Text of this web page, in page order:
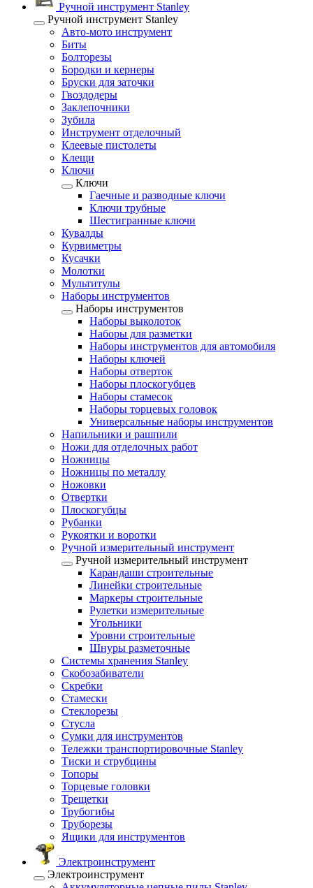
Ручной инструмент Stanley
Ручной инструмент Stanley
Авто-мото инструмент
Биты
Болторезы
Бородки и кернеры
Бруски для заточки
Гвоздодеры
Заклепочники
Зубила
Инструмент отделочный
Клеевые пистолеты
Клещи
Ключи
Ключи
Гаечные и разводные ключи
Ключи трубные
Шестигранные ключи
Кувалды
Курвиметры
Кусачки
Молотки
Мультитулы
Наборы инструментов
Наборы инструментов
Наборы выколоток
Наборы для разметки
Наборы инструментов для автомобиля
Наборы ключей
Наборы отверток
Наборы плоскогубцев
Наборы стамесок
Наборы торцевых головок
Универсальные наборы инструментов
Напильники и рашпили
Ножи для отделочных работ
Ножницы
Ножницы по металлу
Ножовки
Отвертки
Плоскогубцы
Рубанки
Рукоятки и воротки
Ручной измерительный инструмент
Ручной измерительный инструмент
Карандаши строительные
Линейки строительные
Маркеры строительные
Рулетки измерительные
Угольники
Уровни строительные
Шнуры разметочные
Системы хранения Stanley
Скобозабиватели
Скребки
Стамески
Стеклорезы
Стусла
Сумки для инструментов
Тележки транспортировочные Stanley
Тиски и струбцины
Топоры
Торцевые головки
Трещетки
Трубогибы
Труборезы
Ящики для инструментов
Электроинструмент
Электроинструмент